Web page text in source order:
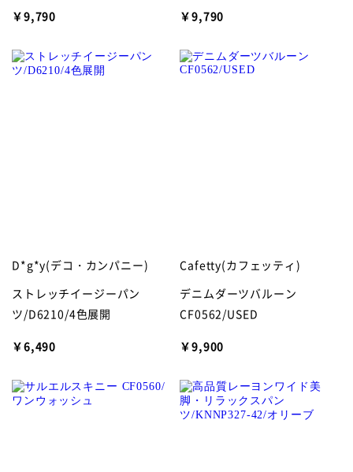
￥9,790 ￥9,790
D*g*y(デコ・カンパニー)
ストレッチイージーパン
ツ/D6210/4色展開
￥6,490
Cafetty(カフェッティ)
デニムダーツバルーン
CF0562/USED
￥9,900